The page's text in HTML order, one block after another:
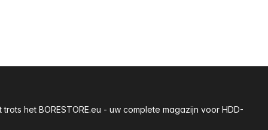
het BORESTORE.eu - uw complete magazijn voor HDD-